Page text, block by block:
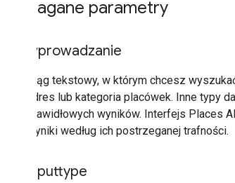
Wymagane parametry
wprowadzanie
Ciąg tekstowy, w którym chcesz
adres lub kategoria placówek. Inne typy
prawidłowych wyników. Interfejs
wyniki według ich postrzeganej trafności.
inputtype